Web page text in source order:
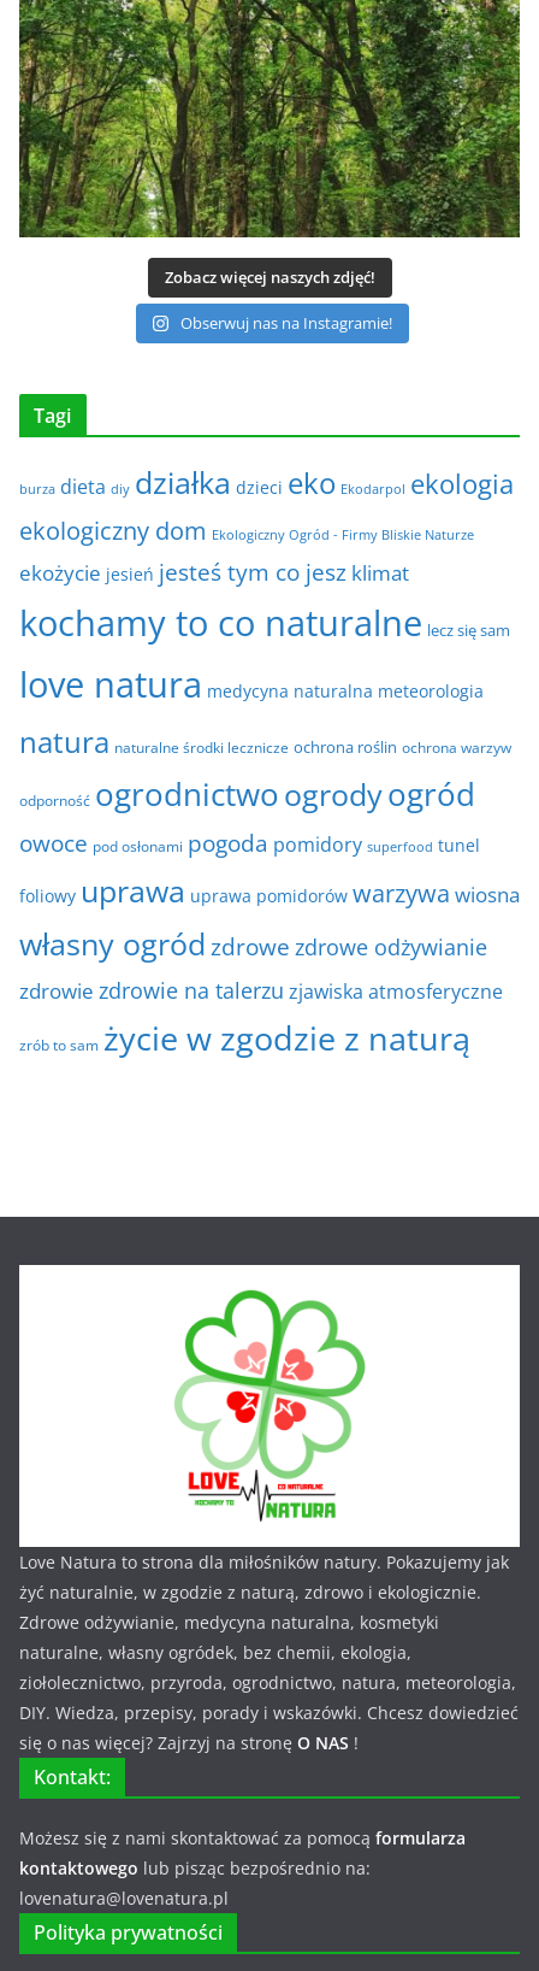
Zobacz więcej naszych zdjęć!
Obserwuj nas na Instagramie!
Tagi
burza dieta diy działka dzieci eko Ekodarpol ekologia
ekologiczny dom Ekologiczny Ogród - Firmy Bliskie Naturze
ekożycie jesień jesteś tym co jesz klimat
kochamy to co naturalne lecz się sam
love natura medycyna naturalna meteorologia
natura naturalne środki lecznicze ochrona roślin ochrona warzyw
odporność ogrodnictwoogrodyogród
owoce pod osłonami pogoda pomidory superfood tunel
foliowy uprawa uprawa pomidorów warzywa wiosna
własny ogródzdrowe zdrowe odżywianie
zdrowie zdrowie na talerzu zjawiska atmosferyczne
zrób to sam życie w zgodzie z naturą
Love Natura to strona dla miłośników natury. Pokazujemy jak
żyć naturalnie, w zgodzie z naturą, zdrowo i ekologicznie.
Zdrowe odżywianie, medycyna naturalna, kosmetyki
naturalne, własny ogródek, bez chemii, ekologia,
ziołolecznictwo, przyroda, ogrodnictwo, natura, meteorologia,
DIY. Wiedza, przepisy, porady i wskazówki. Chcesz dowiedzieć
się o nas więcej? Zajrzyj na stronę O NAS !
Kontakt:
Możesz się z nami skontaktować za pomocą formularza
kontaktowego lub pisząc bezpośrednio na:
lovenatura@lovenatura.pl
Polityka prywatności